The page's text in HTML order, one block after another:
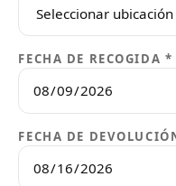
FECHA DE RECOGIDA *
FECHA DE